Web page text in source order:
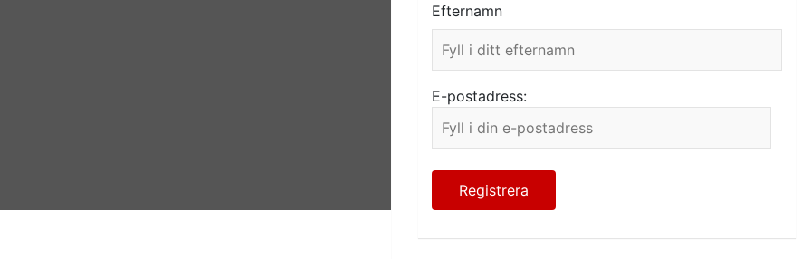
Efternamn
E-postadress: